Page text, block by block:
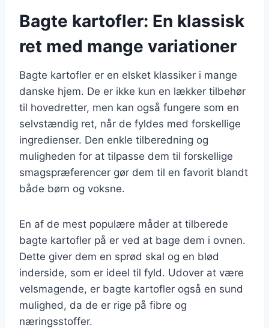
Bagte kartofler: En klassisk
ret med mange variationer
Bagte kartofler er en elsket klassiker i mange
danske hjem. De er ikke kun en lækker tilbehør
til hovedretter, men kan også fungere som en
selvstændig ret, når de fyldes med forskellige
ingredienser. Den enkle tilberedning og
muligheden for at tilpasse dem til forskellige
smagspræferencer gør dem til en favorit blandt
både børn og voksne.
En af de mest populære måder at tilberede
bagte kartofler på er ved at bage dem i ovnen.
Dette giver dem en sprød skal og en blød
inderside, som er ideel til fyld. Udover at være
velsmagende, er bagte kartofler også en sund
mulighed, da de er rige på fibre og
næringsstoffer.